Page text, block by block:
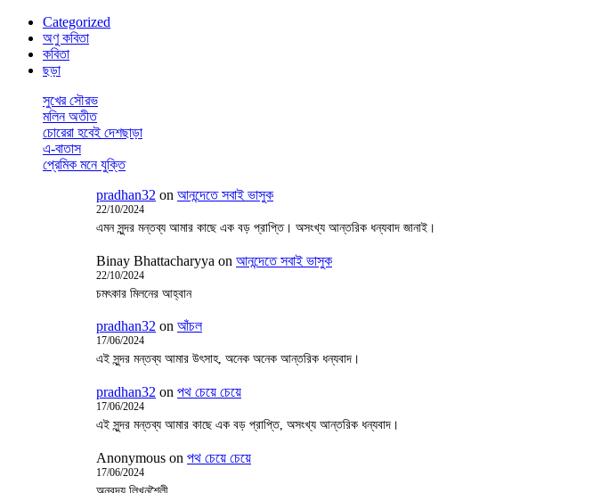
Categorized
অণু কবিতা
কবিতা
ছড়া
সুখের সৌরভ
মলিন অতীত
চোরেরা হবেই দেশছাড়া
এ-বাতাস
প্রেমিক মনে যুক্তি
pradhan32 on আনন্দেতে সবাই ভাসুক
22/10/2024
এমন সুন্দর মন্তব্য আমার কাছে এক বড় প্রাপ্তি। অসংখ্য আন্তরিক ধন্যবাদ জানাই।
Binay Bhattacharyya on আনন্দেতে সবাই ভাসুক
22/10/2024
চমৎকার মিলনের আহ্বান
pradhan32 on আঁচল
17/06/2024
এই সুন্দর মন্তব্য আমার উৎসাহ, অনেক অনেক আন্তরিক ধন্যবাদ।
pradhan32 on পথ চেয়ে চেয়ে
17/06/2024
এই সুন্দর মন্তব্য আমার কাছে এক বড় প্রাপ্তি, অসংখ্য আন্তরিক ধন্যবাদ।
Anonymous on পথ চেয়ে চেয়ে
17/06/2024